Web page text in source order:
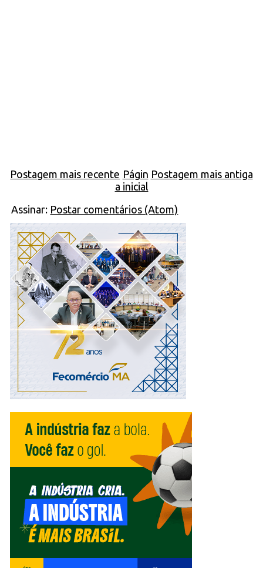
Postagem mais recente Postagem mais antiga
Págin
a inicial
Assinar: Postar comentários (Atom)